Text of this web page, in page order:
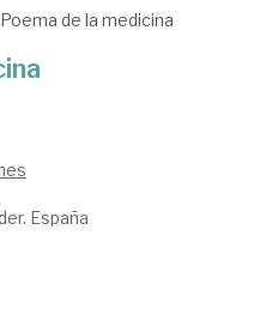
Poema de la medicina
España